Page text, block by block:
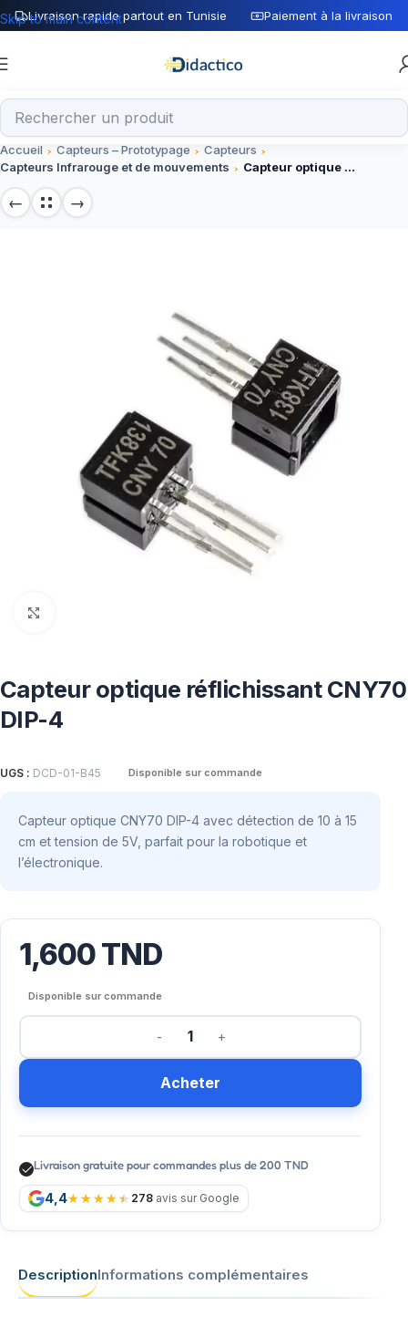
Livraison rapide partout en Tunisie Paiement à la livraison
Skip to main content
Accueil Capteurs – Prototypage
Capteurs
Capteurs Infrarouge et de mouvements
Capteur optique réflichissant CNY70 DIP-4
Capteur optique réflichissant CNY70
DIP-4
UGS : DCD-01-B45 Disponible sur commande
Capteur optique CNY70 DIP-4 avec détection de 10 à 15
cm et tension de 5V, parfait pour la robotique et
l’électronique.
1,600TND
Disponible sur commande
Acheter
Livraison gratuite pour commandes plus de 200 TND
4,4 278 avis sur Google
DescriptionInformations complémentaires